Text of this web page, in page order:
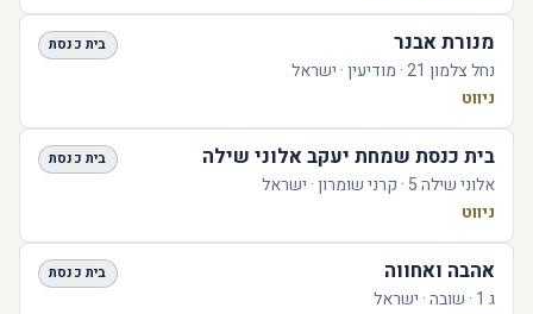
מנורת אבנר בית כנסת
נחל צלמון 21 · מודיעין · ישראל
ניווט
בית כנסת שמחת יעקב אלוני שילה בית כנסת
אלוני שילה 5 · קרני שומרון · ישראל
ניווט
אהבה ואחווה בית כנסת
ג 1 · שובה · ישראל